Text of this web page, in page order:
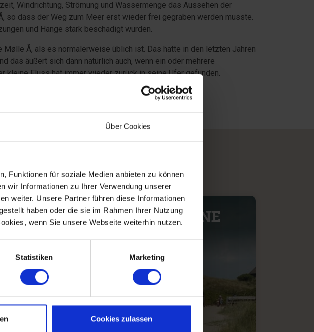
Über Cookies
Funktionen für soziale Medien anbieten zu können
wir Informationen zu Ihrer Verwendung unserer
weiter. Unsere Partner führen diese Informationen
haben oder die sie im Rahmen Ihrer Nutzung
wenn Sie unsere Webseite weiterhin nutzen.
Statistiken Marketing
Cookies zulassen
Windrichtung, Strömung und Wassermenge das Aussehen der
so dass der Weg zum Meer erst wieder frei gegraben werden musste.
und Hänge stark beschädigt wurden.
Å, als es normalerweise üblich ist. Das hatte in den letzten Jahren
das äußert sich dann natürlich auch, wenn ein oder mehrere
kleine Fluss hat immer wieder zurück in seine Ufer gefunden.
FERIENHÄUSER IN HENNE
STRAND SÜD